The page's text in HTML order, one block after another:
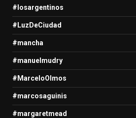
#losargentinos
#LuzDeCiudad
#mancha
#manuelmudry
#MarceloOlmos
#marcosaguinis
#margaretmead